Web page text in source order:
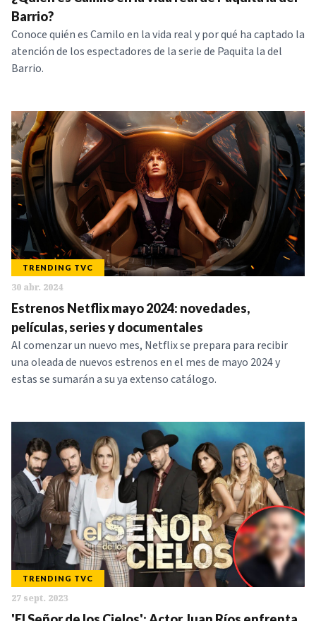
SERIES
Barrio?
Conoce quién es Camilo en la vida real y por qué ha captado la
atención de los espectadores de la serie de Paquita la del
Barrio.
TRENDING TVC
30 abr. 2024
Estrenos Netflix mayo 2024: novedades,
películas, series y documentales
Al comenzar un nuevo mes, Netflix se prepara para recibir
una oleada de nuevos estrenos en el mes de mayo 2024 y
estas se sumarán a su ya extenso catálogo.
TRENDING TVC
27 sept. 2023